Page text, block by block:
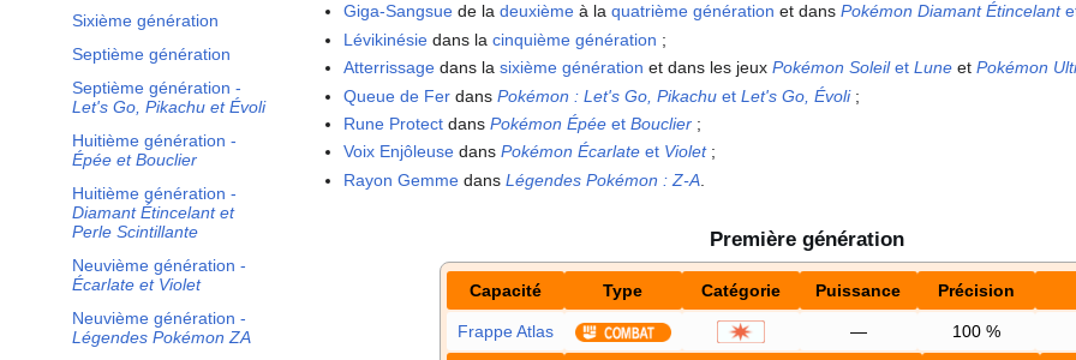
Sixième génération
Septième génération
Septième génération -
Let's Go, Pikachu et Évoli
Huitième génération -
Épée et Bouclier
Huitième génération -
Diamant Étincelant et
Perle Scintillante
Neuvième génération -
Écarlate et Violet
Neuvième génération -
Légendes Pokémon ZA
Giga-Sangsue de ladeuxième à laquatrième génération et dansPokémon Diamant Étincelant
Lévikinésie dans lacinquième génération ;
Atterrissage dans lasixième génération et dans les jeuxPokémon SoleiletLune etPokémon
Queue de Fer dansPokémon : Let's Go, Pikachu etLet's Go, Évoli ;
Rune Protect dansPokémon Épée etBouclier ;
Voix Enjôleuse dansPokémon Écarlate et Violet ;
Rayon Gemme dansLégendes Pokémon :Z-A
Première génération
Capacité Type Catégorie Puissance Précision
Frappe Atlas — 100 %